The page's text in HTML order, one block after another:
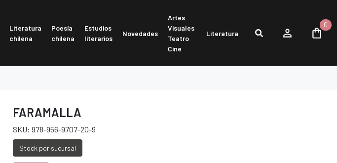
Literatura
chilena
Poesía
chilena
Estudios
literarios
Novedades
Artes
Visuales
Teatro
Cine
Literatura
0
FARAMALLA
SKU: 978-956-9707-20-9
Stock por sucursal